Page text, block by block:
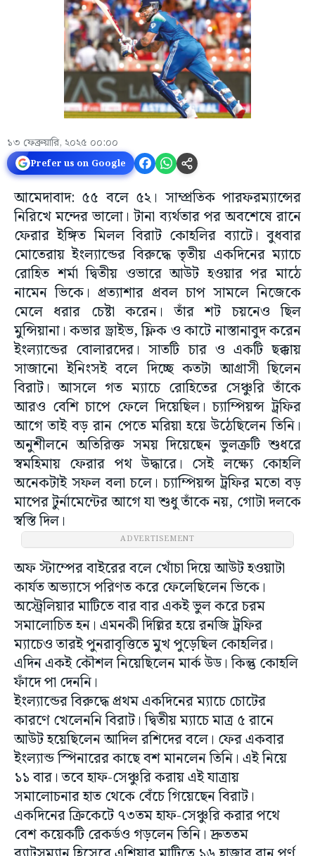
১৩ ফেব্রুয়ারি, ২০২৫ ০০:০০
Prefer us on Google
আমেদাবাদ: ৫৫ বলে ৫২। সাম্প্রতিক পারফরম্যান্সের
নিরিখে মন্দের ভালো। টানা ব্যর্থতার পর অবশেষে রানে
ফেরার ইঙ্গিত মিলল বিরাট কোহলির ব্যাটে। বুধবার
মোতেরায় ইংল্যান্ডের বিরুদ্ধে তৃতীয় একদিনের ম্যাচে
রোহিত শর্মা দ্বিতীয় ওভারে আউট হওয়ার পর মাঠে
নামেন ভিকে। প্রত্যাশার প্রবল চাপ সামলে নিজেকে
মেলে ধরার চেষ্টা করেন। তাঁর শট চয়নেও ছিল
মুন্সিয়ানা। কভার ড্রাইভ, ফ্লিক ও কাটে নাস্তানাবুদ করেন
ইংল্যান্ডের বোলারদের। সাতটি চার ও একটি ছক্কায়
সাজানো ইনিংসই বলে দিচ্ছে কতটা আগ্রাসী ছিলেন
বিরাট। আসলে গত ম্যাচে রোহিতের সেঞ্চুরি তাঁকে
আরও বেশি চাপে ফেলে দিয়েছিল। চ্যাম্পিয়ন্স ট্রফির
আগে তাই বড় রান পেতে মরিয়া হয়ে উঠেছিলেন তিনি।
অনুশীলনে অতিরিক্ত সময় দিয়েছেন ভুলত্রুটি শুধরে
স্বমহিমায় ফেরার পথ উদ্ধারে। সেই লক্ষ্যে কোহলি
অনেকটাই সফল বলা চলে। চ্যাম্পিয়ন্স ট্রফির মতো বড়
মাপের টুর্নামেন্টের আগে যা শুধু তাঁকে নয়, গোটা দলকে
স্বস্তি দিল।
ADVERTISEMENT
অফ স্টাম্পের বাইরের বলে খোঁচা দিয়ে আউট হওয়াটা
কার্যত অভ্যাসে পরিণত করে ফেলেছিলেন ভিকে।
অস্ট্রেলিয়ার মাটিতে বার বার একই ভুল করে চরম
সমালোচিত হন। এমনকী দিল্লির হয়ে রনজি ট্রফির
ম্যাচেও তারই পুনরাবৃত্তিতে মুখ পুড়েছিল কোহলির।
এদিন একই কৌশল নিয়েছিলেন মার্ক উড। কিন্তু কোহলি
ফাঁদে পা দেননি।
ইংল্যান্ডের বিরুদ্ধে প্রথম একদিনের ম্যাচে চোটের
কারণে খেলেননি বিরাট। দ্বিতীয় ম্যাচে মাত্র ৫ রানে
আউট হয়েছিলেন আদিল রশিদের বলে। ফের একবার
ইংল্যান্ড স্পিনারের কাছে বশ মানলেন তিনি। এই নিয়ে
১১ বার। তবে হাফ-সেঞ্চুরি করায় এই যাত্রায়
সমালোচনার হাত থেকে বেঁচে গিয়েছেন বিরাট।
একদিনের ক্রিকেটে ৭৩তম হাফ-সেঞ্চুরি করার পথে
বেশ কয়েকটি রেকর্ডও গড়লেন তিনি। দ্রুততম